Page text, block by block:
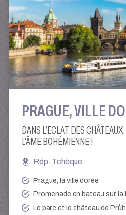
PRAGUE, VILLE
DANS L’ÉCLAT DES
L’ÂME BOHÉMIENNE !
Rép. Tchèque
Prague, la ville dorée
Promenade en bateau sur la
Le parc et le château de